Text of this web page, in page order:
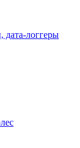
дата-логгеры